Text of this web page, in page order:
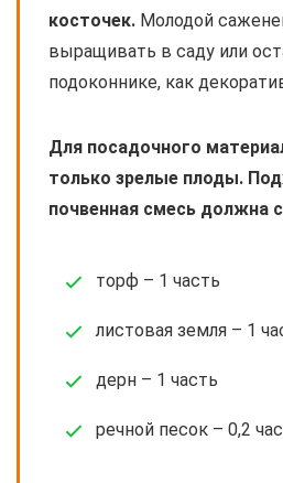
косточек. Молодой
выращивать в саду или
подоконнике, как
Для посадочного
только зрелые плоды.
почвенная смесь должна
торф – 1 часть
листовая земля – 1
дерн – 1 часть
речной песок – 0,2